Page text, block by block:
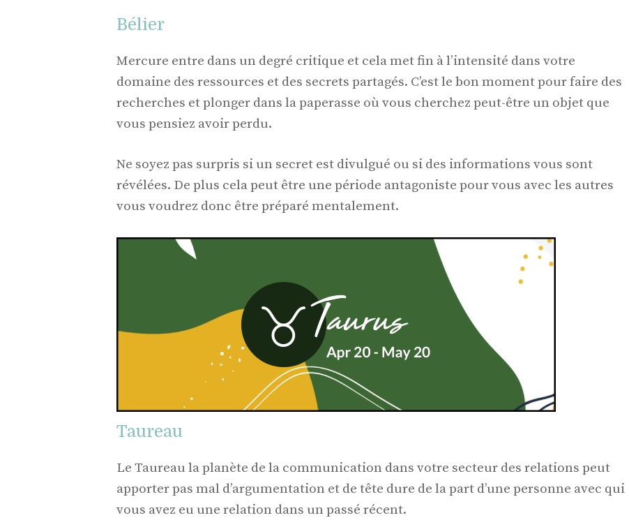
Bélier
Mercure entre dans un degré critique et cela met fin à l’intensité dans votre
domaine des ressources et des secrets partagés. C’est le bon moment pour faire des
recherches et plonger dans la paperasse où vous cherchez peut-être un objet que
vous pensiez avoir perdu.
Ne soyez pas surpris si un secret est divulgué ou si des informations vous sont
révélées. De plus cela peut être une période antagoniste pour vous avec les autres
vous voudrez donc être préparé mentalement.
Taureau
Le Taureau la planète de la communication dans votre secteur des relations peut
apporter pas mal d’argumentation et de tête dure de la part d’une personne avec qui
vous avez eu une relation dans un passé récent.